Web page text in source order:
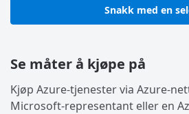
Snakk med en
Se måter å kjøpe på
Kjøp Azure-tjenester via Azure-
Microsoft-representant eller en